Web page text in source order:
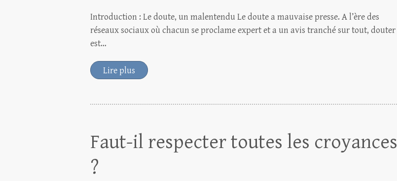
Introduction : Le doute, un malentendu Le doute a mauvaise presse. A l’ère des
réseaux sociaux où chacun se proclame expert et a un avis tranché sur tout, douter
est…
Lire plus
Faut-il respecter toutes les croyances
?